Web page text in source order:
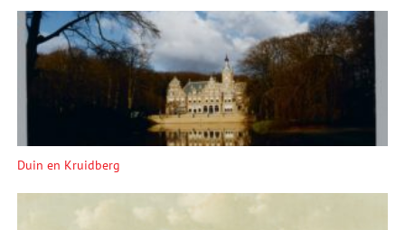
Duin en Kruidberg